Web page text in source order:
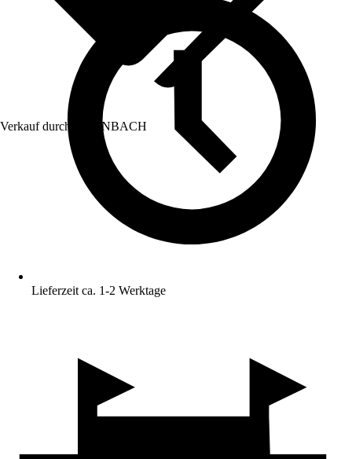
Verkauf durch: HORNBACH
Lieferzeit ca. 1-2 Werktage